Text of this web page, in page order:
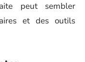
peut sembler
et des outils